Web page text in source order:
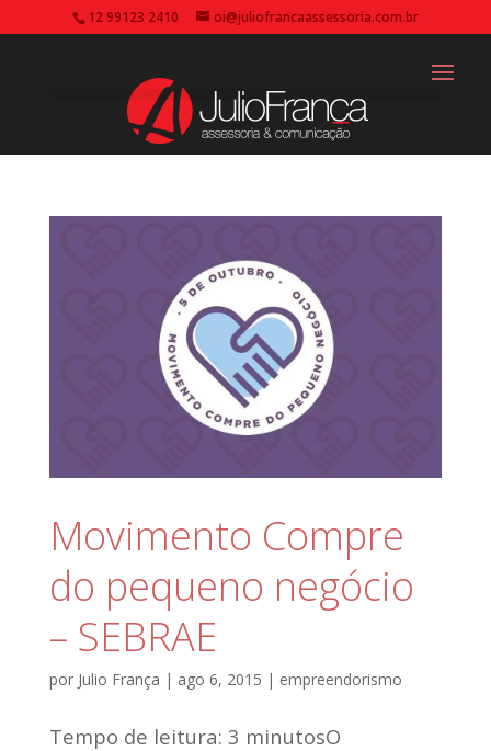
12 99123 2410 oi@juliofrancaassessoria.com.br
Movimento Compre
do pequeno negócio
– SEBRAE
por Julio França | ago 6, 2015 | empreendorismo
Tempo de leitura: 3 minutosO